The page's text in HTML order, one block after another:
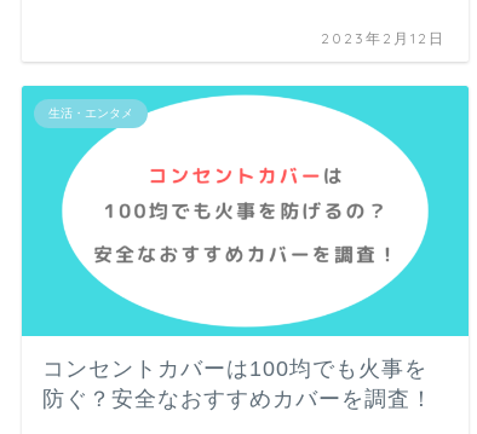
2023年2月12日
生活・エンタメ
コンセントカバーは100均でも火事を
防ぐ？安全なおすすめカバーを調査！